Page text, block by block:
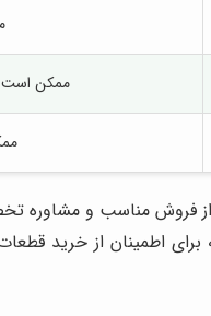
ممکن است
فروش مناسب و مشاوره
اطمینان از خرید